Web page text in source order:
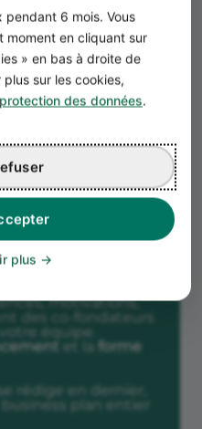
pendant 6 mois. Vous
moment en cliquant sur
» en bas à droite de
sur les cookies,
des données.
plus
appelée
résumé présente
maximum.
l'intérêt des
de
éléments suivants
micro-crèche
garderie, etc.,
l'éveil,
être,
etc.
les tendances du
en quoi vous êtes la
motivations,
des co-fondateurs
équipe.
et la forme
rédige en dernier,
plan entier